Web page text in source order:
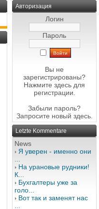
Авторизация
Логин
Пароль
Вы не
зарегистрированы?
Нажмите здесь для
регистрации.
Забыли пароль?
Запросите новый здесь.
Letzte Kommentare
News
Я уверен - именно они
На урановые рудники!
К...
Бухгалтеры уже за
голо...
Вот так и заменят нас